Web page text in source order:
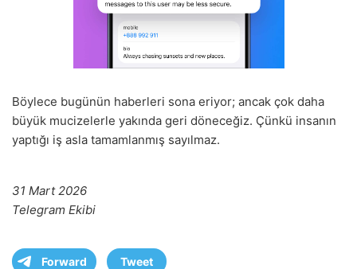
Böylece bugünün haberleri sona eriyor; ancak çok daha
büyük mucizelerle yakında geri döneceğiz. Çünkü insanın
yaptığı iş asla tamamlanmış sayılmaz.
31 Mart 2026
Telegram Ekibi
Forward Tweet